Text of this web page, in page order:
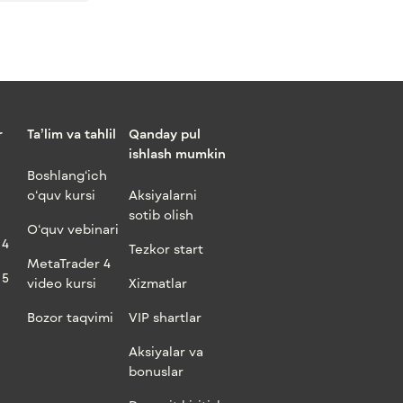
Ta’lim va tahlil
Boshlang‘ich
o‘quv kursi
O‘quv vebinari
MetaTrader 4
video kursi
Bozor taqvimi
Qanday pul
ishlash mumkin
Aksiyalarni
sotib olish
Tezkor start
Xizmatlar
VIP shartlar
Aksiyalar va
bonuslar